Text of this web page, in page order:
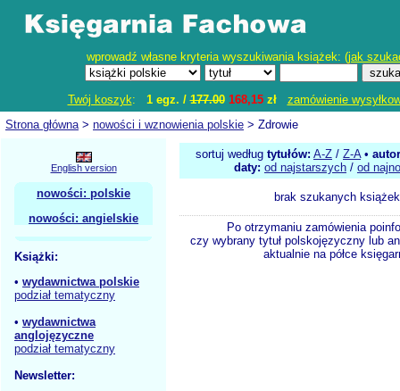
wprowadź własne kryteria wyszukiwania książek: (jak
Twój koszyk: 1 egz. /177.00 168,15zł
zamówienie
Strona główna> nowości i wznowienia polskie > Zdrowie
English version
nowości: polskie
nowości: angielskie
Książki:
• wydawnictwa polskie
podział tematyczny
• wydawnictwa
anglojęzyczne
podział tematyczny
Newsletter:
sortuj według tytułów: A-Z / Z-A•
daty: od najstarszych / od
brak szukanych książek
Po otrzymaniu zamówienia
czy wybrany tytuł polskojęzyczny lub
aktualnie na półce